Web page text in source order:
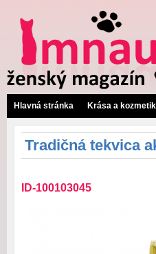
Hlavná stránka Krása a
Tradičná tekvica
ID-100103045